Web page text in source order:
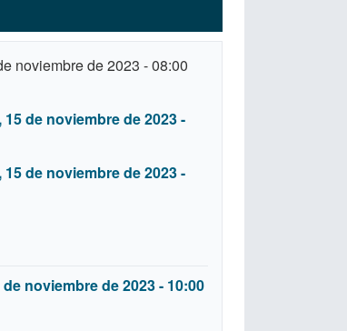
noviembre de 2023 - 08:00
de noviembre de 2023 -
de noviembre de 2023 -
noviembre de 2023 - 10:00